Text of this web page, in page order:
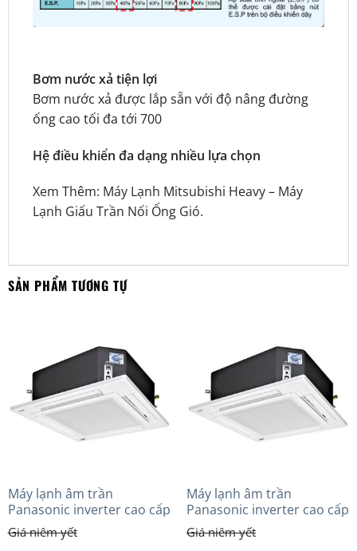
Bơm nước xả tiện lợi
Bơm nước xả được lắp sẵn với độ nâng đường
ống cao tối đa tới 700
Hệ điều khiển đa dạng nhiều lựa chọn
Xem Thêm: Máy Lạnh Mitsubishi Heavy– Máy
Lạnh Giấu Trần Nối Ống Gió.
SẢN PHẨM TƯƠNG TỰ
Máy lạnh âm trần
Panasonic inverter cao cấp
(2.0 Hp) S-1821PU3HA/U-
18PRH1H5
Máy lạnh âm trần
Panasonic inverter cao cấp
(4.0Hp) S-3448PU3HA/U-
34PRH1H5